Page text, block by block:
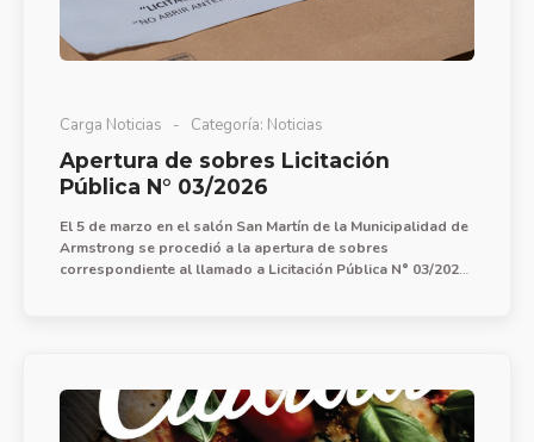
Carga Noticias Categoría: Noticias
Apertura de sobres Licitación
Pública N° 03/2026
El 5 de marzo en el salón San Martín de la Municipalidad de
Armstrong se procedió a la apertura de sobres
correspondiente al llamado a Licitación Pública N° 03/2026